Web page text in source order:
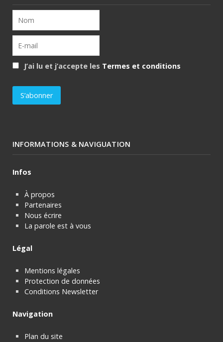
J’ai lu et j’accepte les Termes et conditions
INFORMATIONS & NAVIGUATION
Infos
À propos
Partenaires
Nous écrire
La parole est à vous
Légal
Mentions légales
Protection de données
Conditions Newsletter
Navigation
Plan du site